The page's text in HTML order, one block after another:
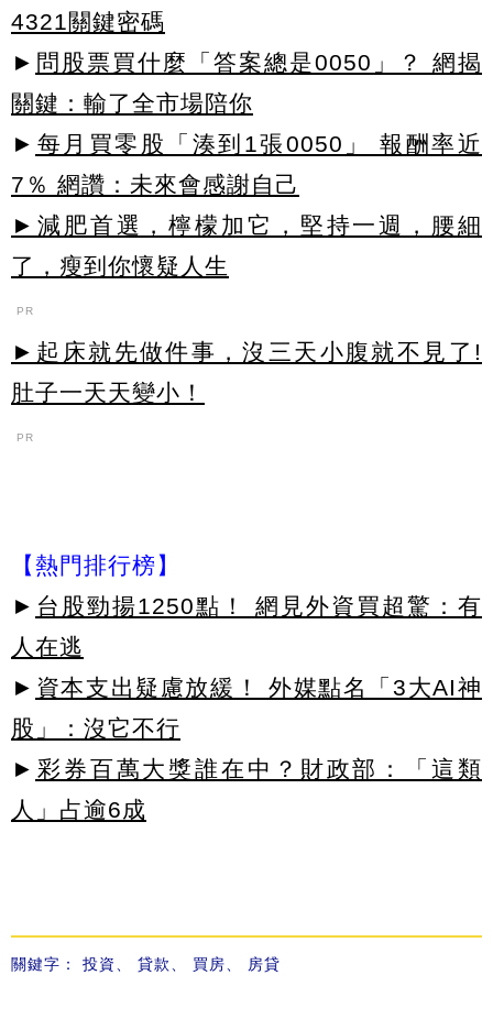
4321關鍵密碼
► 問股票買什麼「答案總是0050」？ 網揭
關鍵：輸了全市場陪你
► 每月買零股「湊到1張0050」 報酬率近
7％ 網讚：未來會感謝自己
►減肥首選，檸檬加它，堅持一週，腰細
了，瘦到你懷疑人生
PR
►起床就先做件事，沒三天小腹就不見了!
肚子一天天變小！
PR
【熱門排行榜】
► 台股勁揚1250點！ 網見外資買超驚：有
人在逃
► 資本支出疑慮放緩！ 外媒點名「3大AI神
股」：沒它不行
► 彩券百萬大獎誰在中？財政部：「這類
人」占逾6成
關鍵字： 投資 貸款 買房 房貸